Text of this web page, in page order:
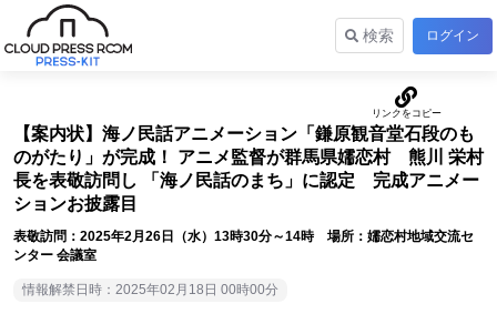
検索 ログイン
【案内状】海ノ民話アニメーション「鎌原観音堂石段のも
のがたり」が完成！ アニメ監督が群馬県嬬恋村 熊川 栄村
長を表敬訪問し 「海ノ民話のまち」に認定 完成アニメー
ションお披露目
表敬訪問：2025年2月26日（水）13時30分～14時 場所：嬬恋村地域交流セ
ンター 会議室
情報解禁日時：2025年02月18日 00時00分